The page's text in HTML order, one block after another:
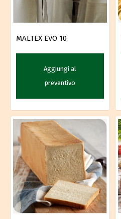
MALTEX EVO 10
Aggiungi al
preventivo